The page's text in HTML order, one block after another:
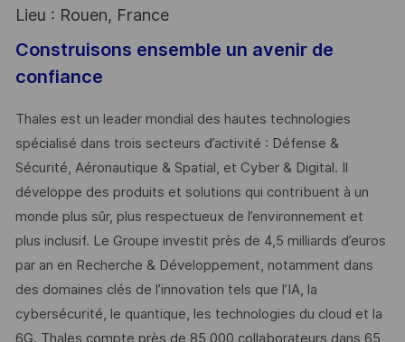
Lieu : Rouen, France
Construisons ensemble un avenir de
confiance
Thales est un leader mondial des hautes technologies
spécialisé dans trois secteurs d’activité : Défense &
Sécurité, Aéronautique & Spatial, et Cyber & Digital. Il
développe des produits et solutions qui contribuent à un
monde plus sûr, plus respectueux de l’environnement et
plus inclusif. Le Groupe investit près de 4,5 milliards d’euros
par an en Recherche & Développement, notamment dans
des domaines clés de l’innovation tels que l’IA, la
cybersécurité, le quantique, les technologies du cloud et la